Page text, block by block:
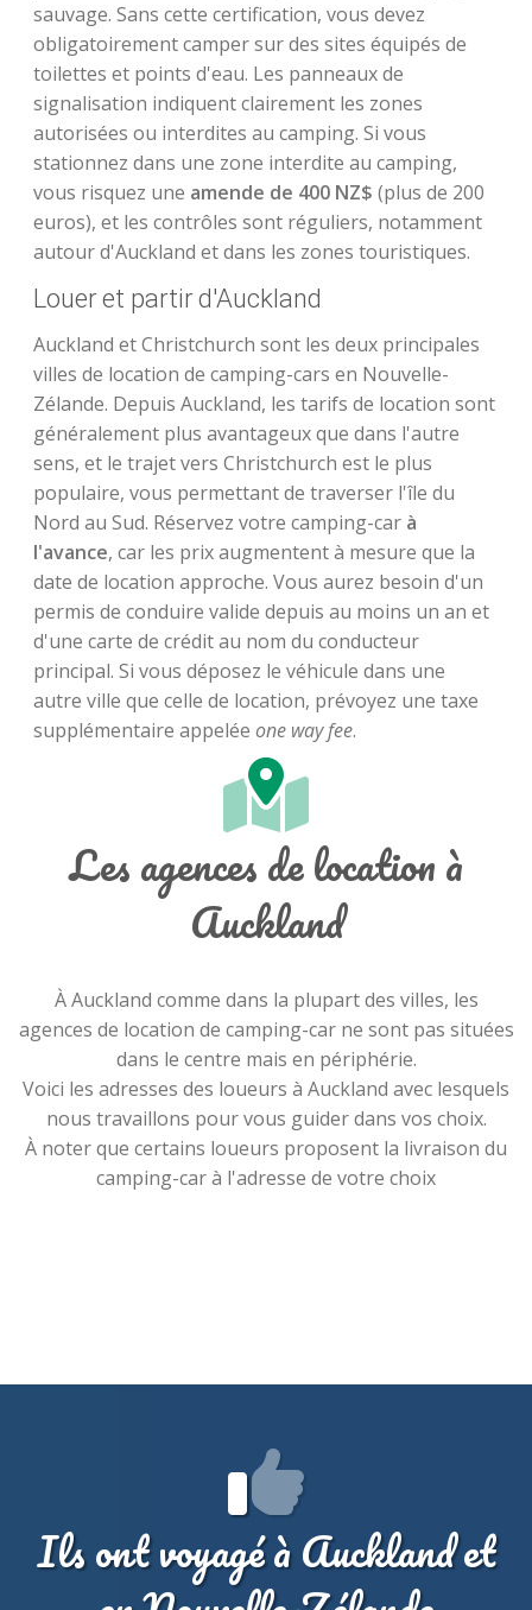
sauvage. Sans cette certification, vous devez
obligatoirement camper sur des sites équipés de
toilettes et points d'eau. Les panneaux de
signalisation indiquent clairement les zones
autorisées ou interdites au camping. Si vous
stationnez dans une zone interdite au camping,
vous risquez une amende de 400 NZ$ (plus de 200
euros), et les contrôles sont réguliers, notamment
autour d'Auckland et dans les zones touristiques.
Louer et partir d'Auckland
Auckland et Christchurch sont les deux principales
villes de location de camping-cars en Nouvelle-
Zélande. Depuis Auckland, les tarifs de location sont
généralement plus avantageux que dans l'autre
sens, et le trajet vers Christchurch est le plus
populaire, vous permettant de traverser l'île du
Nord au Sud. Réservez votre camping-car à
l'avance, car les prix augmentent à mesure que la
date de location approche. Vous aurez besoin d'un
permis de conduire valide depuis au moins un an et
d'une carte de crédit au nom du conducteur
principal. Si vous déposez le véhicule dans une
autre ville que celle de location, prévoyez une taxe
supplémentaire appeléeone way fee.
Les agences de location à
Auckland
À Auckland comme dans la plupart des villes, les
agences de location de camping-car ne sont pas situées
dans le centre mais en périphérie.
Voici les adresses des loueurs à Auckland avec lesquels
nous travaillons pour vous guider dans vos choix.
À noter que certains loueurs proposent la livraison du
camping-car à l'adresse de votre choix
Ils ont voyagé à Auckland et